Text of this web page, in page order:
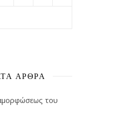
ΆΡΘΡΑ
του